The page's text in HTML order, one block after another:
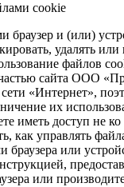
cookie
браузер и (или)
удалять
файлов
сайта ООО
«Интернет»,
их
иметь доступ не
как управлять
браузера или
или